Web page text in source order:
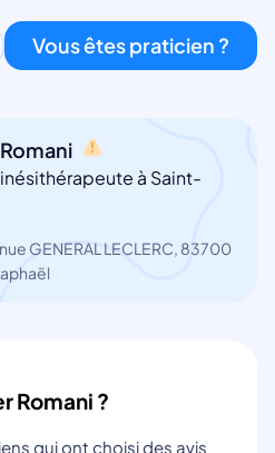
Vous êtes praticien ?
à Saint-
GENERAL LECLERC, 83700
Romani ?
qui ont choisi des avis